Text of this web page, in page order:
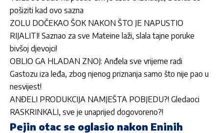
pošiziti kad ovo sazna
ZOLU DOČEKAO ŠOK NAKON ŠTO JE NAPUSTIO
RIJALITI! Saznao za sve Mateine laži, slala tajne poruke
bivšoj djevojci!
OBLIO GA HLADAN ZNOJ: Anđela sve vrijeme radi
Gastozu iza leđa, zbog njenog priznanja samo što nije pao u
nesvijest!
ANĐELI PRODUKCIJA NAMJEŠTA POBJEDU?! Gledaoci
RASKRINKALI, sve je unaprijed dogovoreno?!
Pejin otac se oglasio nakon Eninih